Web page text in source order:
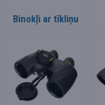
Binokļi ar tīkliņu